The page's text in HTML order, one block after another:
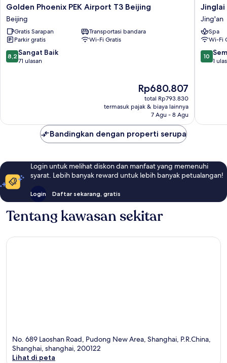
Golden
Phoenix
PEK
Airport
T3
Beijing
Beijing
Golden Phoenix PEK Airport T3 Beijing
Beijing
Gratis Sarapan
Transportasi bandara
Parkir gratis
Wi-Fi Gratis
8.2
dari
8,2 Sangat Baik
71 ulasan
Harga
sekarang
Rp680.807
Rp680.807
total Rp793.830
termasuk pajak & biaya lainnya
7 Agu - 8 Agu
Jinglai
Jiudian
Jing'an
Jinglai
Jing'an
Spa
Wi-Fi
10.0
dari
10
1
Bandingkan dengan properti serupa
Login untuk melihat diskon dan manfaat yang memenuhi
syarat. Lebih banyak reward untuk lebih banyak petualangan!
Login Daftar sekarang, gratis
Tentang kawasan sekitar
No. 689 Laoshan Road, Pudong New Area, Shanghai, P.R.China,
Shanghai, shanghai, 200122
Lihat di peta